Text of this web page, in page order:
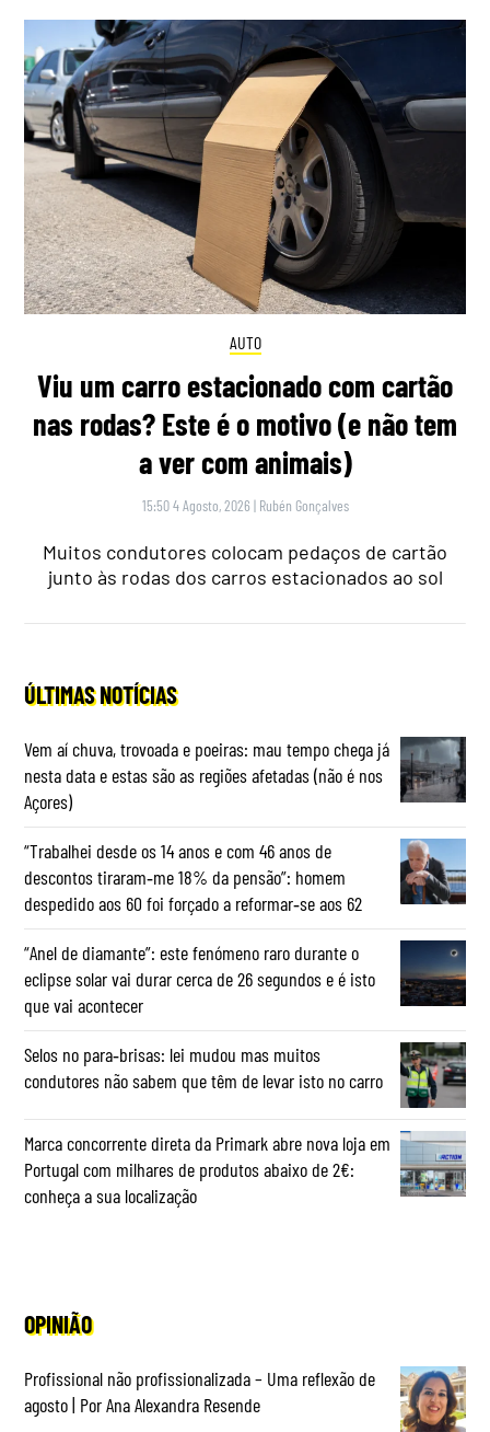
AUTO
Viu um carro estacionado com cartão
nas rodas? Este é o motivo (e não tem
a ver com animais)
15:50 4 Agosto, 2026 | Rubén Gonçalves
Muitos condutores colocam pedaços de cartão
junto às rodas dos carros estacionados ao sol
ÚLTIMAS NOTÍCIAS
Vem aí chuva, trovoada e poeiras: mau tempo chega já
nesta data e estas são as regiões afetadas (não é nos
Açores)
“Trabalhei desde os 14 anos e com 46 anos de
descontos tiraram‑me 18% da pensão”: homem
despedido aos 60 foi forçado a reformar‑se aos 62
“Anel de diamante”: este fenómeno raro durante o
eclipse solar vai durar cerca de 26 segundos e é isto
que vai acontecer
Selos no para‑brisas: lei mudou mas muitos
condutores não sabem que têm de levar isto no carro
Marca concorrente direta da Primark abre nova loja em
Portugal com milhares de produtos abaixo de 2€:
conheça a sua localização
OPINIÃO
Profissional não profissionalizada – Uma reflexão de
agosto | Por Ana Alexandra Resende